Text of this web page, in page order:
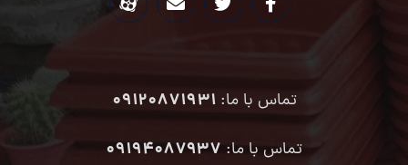
تماس با ما:09120871931
تماس با ما: ۰۹۱۹۴۰۸۷۹۳۷